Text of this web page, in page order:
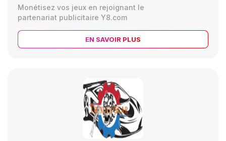
Monétisez vos jeux en rejoignant le
partenariat publicitaire Y8.com
EN SAVOIR PLUS